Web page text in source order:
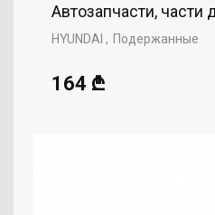
Автозапчасти, части
HYUNDAI Подержанные
164 ₾